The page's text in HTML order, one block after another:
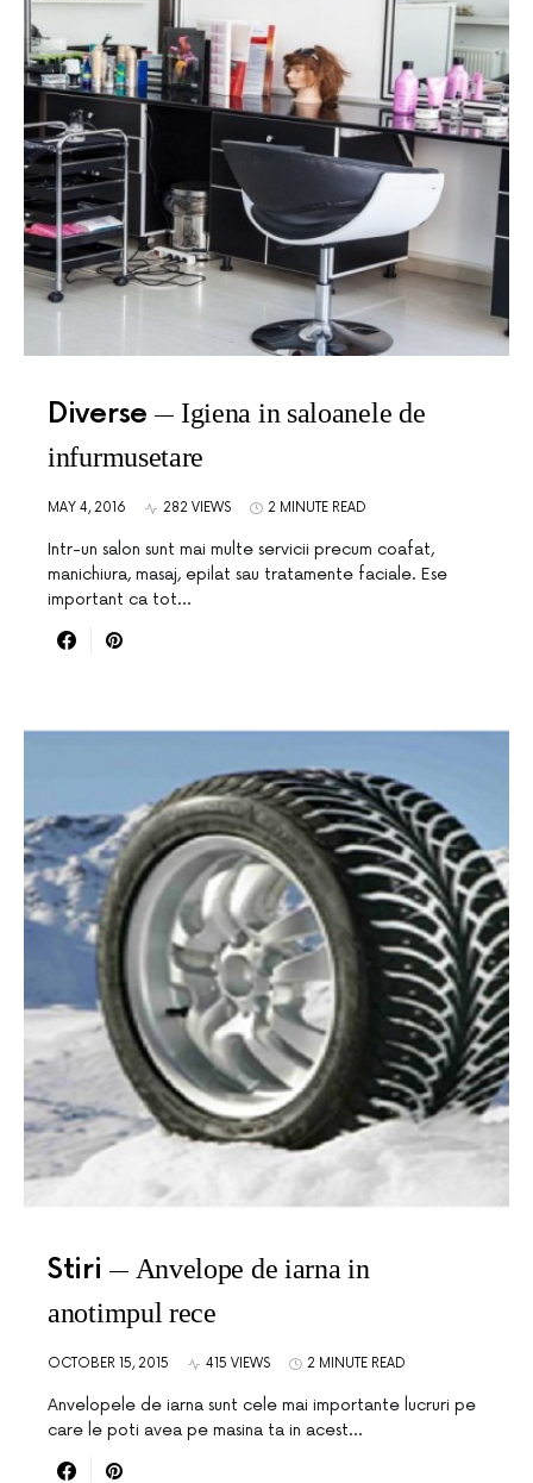
Diverse
Igiena in saloanele de
infurmusetare
MAY 4, 2016 282 VIEWS 2 MINUTE READ
Intr-un salon sunt mai multe servicii precum coafat,
manichiura, masaj, epilat sau tratamente faciale. Ese
important ca tot…
Stiri
Anvelope de iarna in
anotimpul rece
OCTOBER 15, 2015 415 VIEWS 2 MINUTE READ
Anvelopele de iarna sunt cele mai importante lucruri pe
care le poti avea pe masina ta in acest…